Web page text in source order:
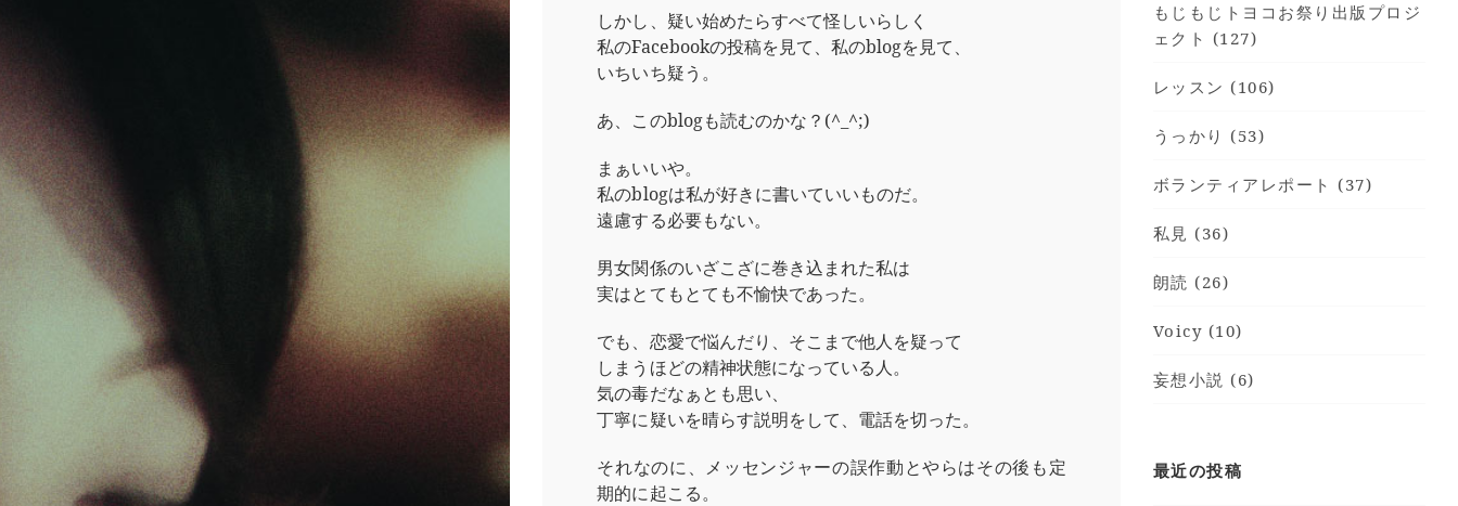
しかし、疑い始めたらすべて怪しいらしく
私のFacebookの投稿を見て、私のblogを見て、
いちいち疑う。
あ、このblogも読むのかな？(^_^;)
まぁいいや。
私のblogは私が好きに書いていいものだ。
遠慮する必要もない。
男女関係のいざこざに巻き込まれた私は
実はとてもとても不愉快であった。
でも、恋愛で悩んだり、そこまで他人を疑って
しまうほどの精神状態になっている人。
気の毒だなぁとも思い、
丁寧に疑いを晴らす説明をして、電話を切った。
それなのに、メッセンジャーの誤作動とやらはその後も定
期的に起こる。
もじもじトヨコお祭り出版プロジ
ェクト (127)
レッスン (106)
うっかり (53)
ボランティアレポート (37)
私見 (36)
朗読 (26)
Voicy (10)
妄想小説 (6)
最近の投稿